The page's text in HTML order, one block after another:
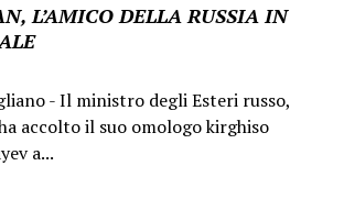
L’AMICO DELLA RUSSIA IN
- Il ministro degli Esteri russo,
accolto il suo omologo kirghiso
a...